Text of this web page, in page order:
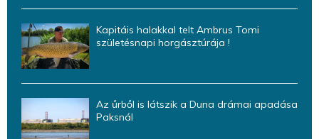
Kapitáis halakkal telt Ambrus Tomi
születésnapi horgásztúrája !
Az űrből is látszik a Duna drámai apadása
Paksnál